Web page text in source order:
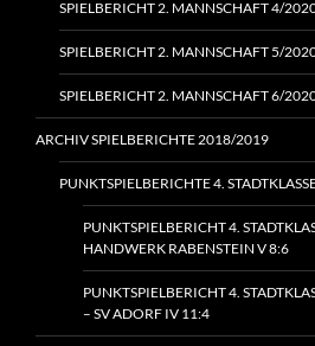
SPIELBERICHT 2. MANNSCHAFT 4/
SPIELBERICHT 2. MANNSCHAFT 5/
SPIELBERICHT 2. MANNSCHAFT 6/
ARCHIV SPIELBERICHTE 2018/2019
PUNKTSPIELBERICHTE 4.
PUNKTSPIELBERICHT 4.
HANDWERK RABENSTEIN V 8:6
PUNKTSPIELBERICHT 4.
– SV ADORF IV 11:4